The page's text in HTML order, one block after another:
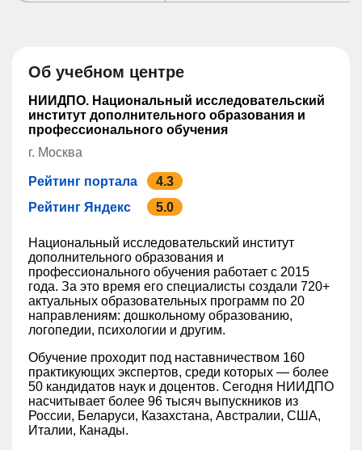
Об учебном центре
НИИДПО. Национальный исследовательский
институт дополнительного образования и
профессионального обучения
г. Москва
Рейтинг портала
4.3
Рейтинг Яндекс
5.0
Национальный исследовательский институт
дополнительного образования и
профессионального обучения работает с 2015
года. За это время его специалисты создали 720+
актуальных образовательных программ по 20
направлениям: дошкольному образованию,
логопедии, психологии и другим.
Обучение проходит под наставничеством 160
практикующих экспертов, среди которых — более
50 кандидатов наук и доцентов. Сегодня НИИДПО
насчитывает более 96 тысяч выпускников из
России, Беларуси, Казахстана, Австралии, США,
Италии, Канады.